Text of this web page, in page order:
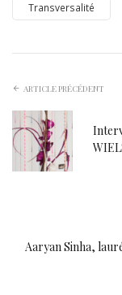
Transversalité
ARTICLE PRÉCÉDENT
Aaryan Sinha,